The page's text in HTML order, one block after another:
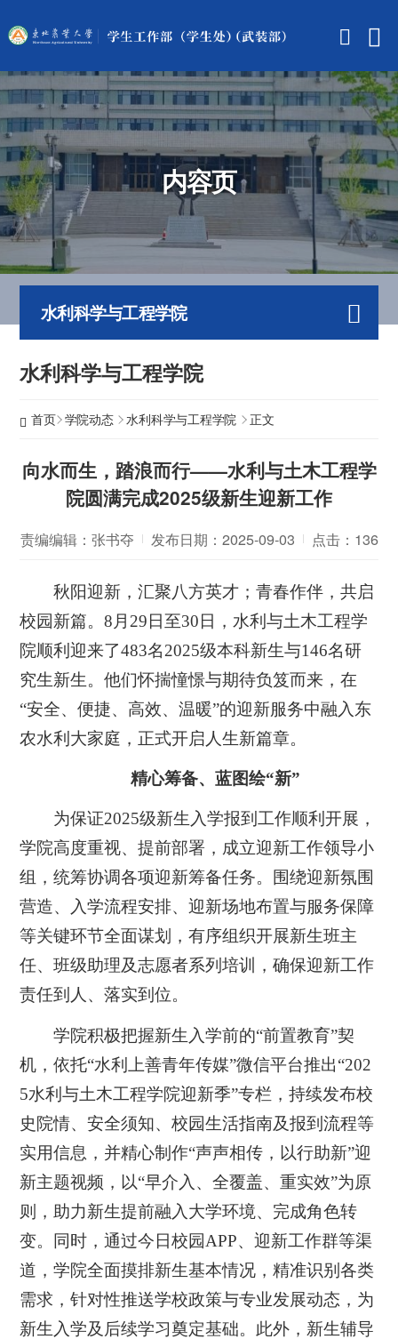
内容页
水利科学与工程学院
水利科学与工程学院
首页 学院动态 水利科学与工程学院 正文
向水而生，踏浪而行——水利与土木工程学
院圆满完成2025级新生迎新工作
责编编辑：张书夺 发布日期：2025-09-03 点击： 136
秋阳迎新，汇聚八方英才；青春作伴，共启
校园新篇。8月29日至30日，水利与土木工程学
院顺利迎来了483名2025级本科新生与146名研
究生新生。他们怀揣憧憬与期待负笈而来，在
“安全、便捷、高效、温暖”的迎新服务中融入东
农水利大家庭，正式开启人生新篇章。
精心筹备、蓝图绘“新”
为保证2025级新生入学报到工作顺利开展，
学院高度重视、提前部署，成立迎新工作领导小
组，统筹协调各项迎新筹备任务。围绕迎新氛围
营造、入学流程安排、迎新场地布置与服务保障
等关键环节全面谋划，有序组织开展新生班主
任、班级助理及志愿者系列培训，确保迎新工作
责任到人、落实到位。
学院积极把握新生入学前的“前置教育”契
机，依托“水利上善青年传媒”微信平台推出“202
5水利与土木工程学院迎新季”专栏，持续发布校
史院情、安全须知、校园生活指南及报到流程等
实用信息，并精心制作“声声相传，以行助新”迎
新主题视频，以“早介入、全覆盖、重实效”为原
则，助力新生提前融入大学环境、完成角色转
变。同时，通过今日校园APP、迎新工作群等渠
道，学院全面摸排新生基本情况，精准识别各类
需求，针对性推送学校政策与专业发展动态，为
新生入学及后续学习奠定基础。此外，新生辅导